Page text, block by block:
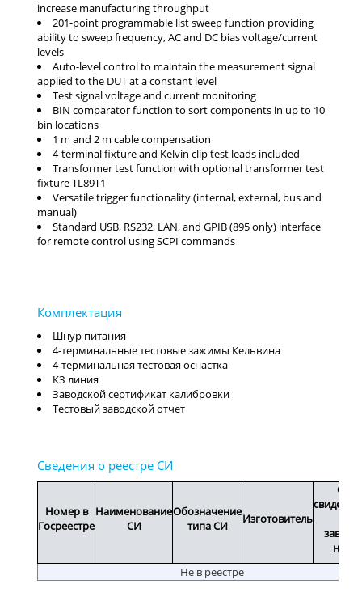
increase manufacturing throughput
201-point programmable list sweep function providing
ability to sweep frequency, AC and DC bias voltage/current
levels
Auto-level control to maintain the measurement signal
applied to the DUT at a constant level
Test signal voltage and current monitoring
BIN comparator function to sort components in up to 10
bin locations
1 m and 2 m cable compensation
4-terminal fixture and Kelvin clip test leads included
Transformer test function with optional transformer test
fixture TL89T1
Versatile trigger functionality (internal, external, bus and
manual)
Standard USB, RS232, LAN, and GPIB (895 only) interface
for remote control using SCPI commands
Шнур питания
4-терминальные тестовые зажимы Кельвина
4-терминальная тестовая оснастка
КЗ линия
Заводской сертификат калибровки
Тестовый заводской отчет
Номер в
Госреестре
Наименование
СИ
Обозначение
типа СИ
Изготовитель
Срок
Не в реестре